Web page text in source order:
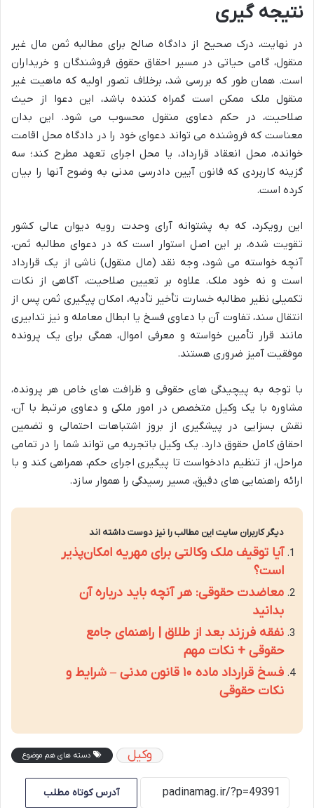
نتیجه گیری
در نهایت، درک صحیح از دادگاه صالح برای مطالبه ثمن مال غیر
منقول، گامی حیاتی در مسیر احقاق حقوق فروشندگان و خریداران
است. همان طور که بررسی شد، برخلاف تصور اولیه که ماهیت غیر
منقول ملک ممکن است گمراه کننده باشد، این دعوا از حیث
صلاحیت، در حکم دعاوی منقول محسوب می شود. این بدان
معناست که فروشنده می تواند دعوای خود را در دادگاه محل اقامت
خوانده، محل انعقاد قرارداد، یا محل اجرای تعهد مطرح کند؛ سه
گزینه کاربردی که قانون آیین دادرسی مدنی به وضوح آنها را بیان
کرده است.
این رویکرد، که به پشتوانه آرای وحدت رویه دیوان عالی کشور
تقویت شده، بر این اصل استوار است که در دعوای مطالبه ثمن،
آنچه خواسته می شود، وجه نقد (مال منقول) ناشی از یک قرارداد
است و نه خود ملک. علاوه بر تعیین صلاحیت، آگاهی از نکات
تکمیلی نظیر مطالبه خسارت تأخیر تأدیه، امکان پیگیری ثمن پس از
انتقال سند، تفاوت آن با دعاوی فسخ یا ابطال معامله و نیز تدابیری
مانند قرار تأمین خواسته و معرفی اموال، همگی برای یک پرونده
موفقیت آمیز ضروری هستند.
با توجه به پیچیدگی های حقوقی و ظرافت های خاص هر پرونده،
مشاوره با یک وکیل متخصص در امور ملکی و دعاوی مرتبط با آن،
نقش بسزایی در پیشگیری از بروز اشتباهات احتمالی و تضمین
احقاق کامل حقوق دارد. یک وکیل باتجربه می تواند شما را در تمامی
مراحل، از تنظیم دادخواست تا پیگیری اجرای حکم، همراهی کند و با
ارائه راهنمایی های دقیق، مسیر رسیدگی را هموار سازد.
دیگر کاربران سایت این مطالب را نیز دوست داشته اند
آیا توقیف ملک وکالتی برای مهریه امکان‌پذیر
است؟
معاضدت حقوقی: هر آنچه باید درباره آن
بدانید
نفقه فرزند بعد از طلاق | راهنمای جامع
حقوقی + نکات مهم
فسخ قرارداد ماده ۱۰ قانون مدنی – شرایط و
نکات حقوقی
دسته های هم موضوع وکیل
آدرس کوتاه مطلب